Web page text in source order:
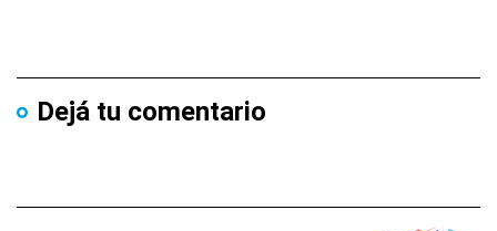
Dejá tu comentario